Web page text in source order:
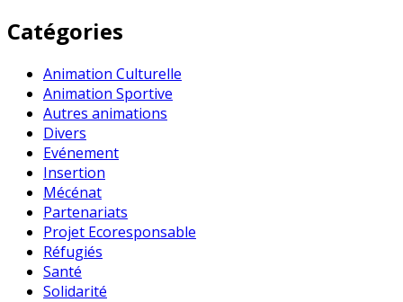
Catégories
Animation Culturelle
Animation Sportive
Autres animations
Divers
Evénement
Insertion
Mécénat
Partenariats
Projet Ecoresponsable
Réfugiés
Santé
Solidarité